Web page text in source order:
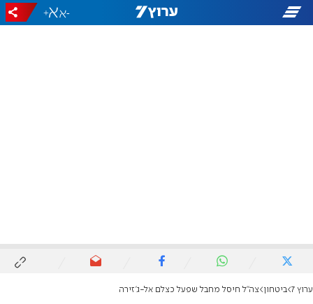
-
+
ערוץ 7 ביטחון צה"ל חיסל מחבל שפעל כצלם אל-ג'זירה